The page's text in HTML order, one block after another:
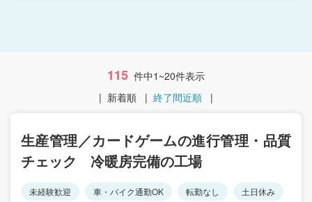
115 件中1~20件表示
| 新着順 | 終了間近順 |
生産管理／カードゲームの進行管理・品質
チェック 冷暖房完備の工場
未経験歓迎 車・バイク通勤OK 転勤なし
土日休み